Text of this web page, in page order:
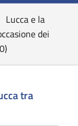
Lucca e la
dei
tra